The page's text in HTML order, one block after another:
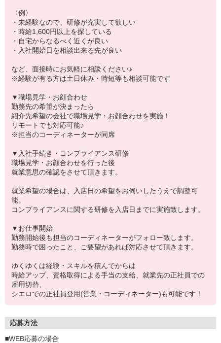
〈例〉
・未経験なので、研修が充実して欲しい
・時給1,600円以上を探している
・自宅からなるべく近くが良い
・入社開始日を相談出来る先が良い
など、面接時にお気軽に相談ください♪
※経験が有る方は土日休み・時短等も相談可能です
▼職場見学・お顔合わせ
勤務先の希望が決まったら
紹介先希望の会社で職場見学・お顔合わせを実施！
リモートでも対応可能♪
※担当のコーディネーターが同席
▼入社手続き・コンプライアンス研修
職場見学・お顔合わせを行った後
就業意思の確認をさせて頂きます。
就業希望の場合は、入店日の希望をお伺いしたうえで調整可
能。
コンプライアンスに関する研修を入店日までに実施致します。
▼お仕事開始
勤務開始後も担当のコーディネーターがフォロー致します。
勤務時で困ったこと、ご要望があれば対応させて頂きます。
ゆくゆくは経験・スキルを積んでからは
時給アップ、資格取得による手当の支給、就業先の正社員での
雇用切替、
シエロでの正社員登用(営業・コーディネーター)も可能です！
応募方法
■WEB応募の場合